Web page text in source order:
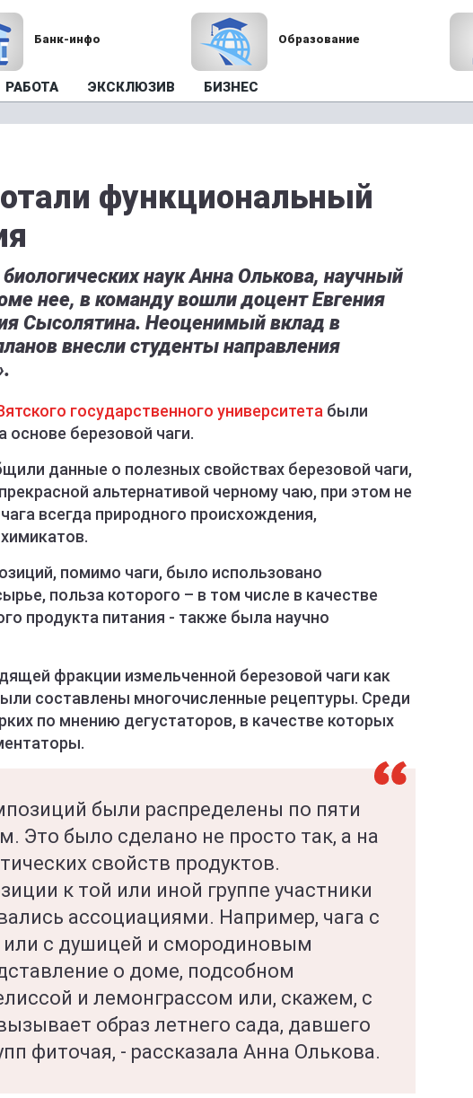
Банк-инфо Образование
РАБОТА ЭКСКЛЮЗИВ БИЗНЕС
функциональный
наук Анна Олькова, научный
нее, в команду вошли доцент Евгения
Сысолятина. Неоценимый вклад в
внесли студенты направления
государственного университета были
березовой чаги.
данные о полезных свойствах березовой чаги,
альтернативой черному чаю, при этом не
всегда природного происхождения,
помимо чаги, было использовано
польза которого – в том числе в качестве
продукта питания - также была научно
фракции измельченной березовой чаги как
составлены многочисленные рецептуры. Среди
по мнению дегустаторов, в качестве которых
были распределены по пяти
Это было сделано не просто так, а на
свойств продуктов.
к той или иной группе участники
ассоциациями. Например, чага с
с душицей и смородиновым
о доме, подсобном
и лемонграссом или, скажем, с
образ летнего сада, давшего
фиточая, - рассказала Анна Олькова.